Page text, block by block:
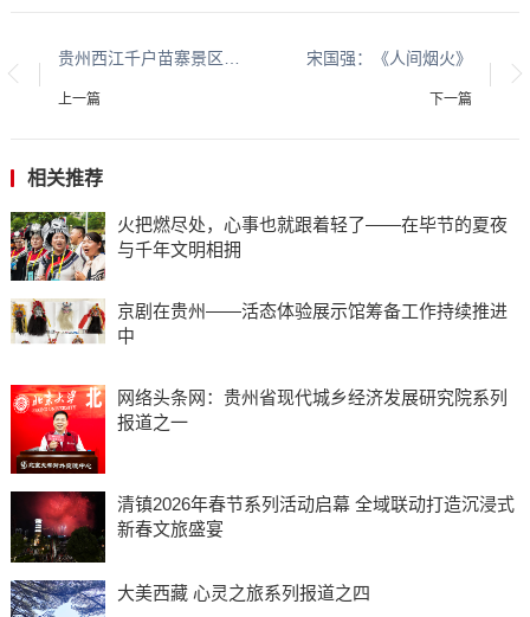
上一篇
宋国强：《人间烟火》
下一篇
相关推荐
火把燃尽处，心事也就跟着轻了——在毕节的夏夜
与千年文明相拥
京剧在贵州——活态体验展示馆筹备工作持续推进
中
网络头条网：贵州省现代城乡经济发展研究院系列
报道之一
清镇2026年春节系列活动启幕 全域联动打造沉浸式
新春文旅盛宴
大美西藏 心灵之旅系列报道之四